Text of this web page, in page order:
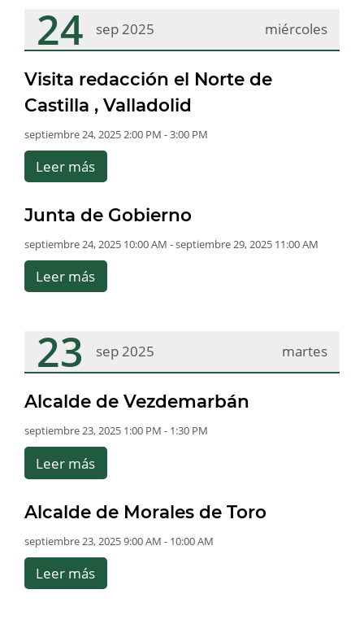
miércoles
24 sep 2025
Visita redacción el Norte de
Castilla , Valladolid
septiembre 24, 2025 2:00 PM - 3:00 PM
Leer más
Junta de Gobierno
septiembre 24, 2025 10:00 AM - septiembre 29, 2025 11:00 AM
Leer más
martes
23 sep 2025
Alcalde de Vezdemarbán
septiembre 23, 2025 1:00 PM - 1:30 PM
Leer más
Alcalde de Morales de Toro
septiembre 23, 2025 9:00 AM - 10:00 AM
Leer más